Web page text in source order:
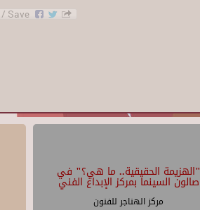
"الهزيمة الحقيقية.. ما هي؟" في
صالون السينما بمركز الإبداع الفني
مركز الهناجر للفنون